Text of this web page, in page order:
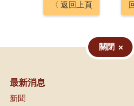
〈 返回上頁
關閉
最新消息
新聞